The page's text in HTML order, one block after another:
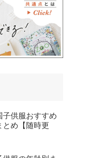
子供服おすすめ
とめ【随時更